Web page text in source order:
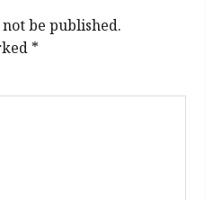
be published.
*